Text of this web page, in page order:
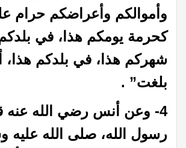
وأموالكم وأعراضكم حرام
كحرمة يومكم هذا، في
شهركم هذا، في بلدكم هذا،
بلغت” .
4- وعن أنس رضي الله عنه
رسول الله، صلى الله عليه